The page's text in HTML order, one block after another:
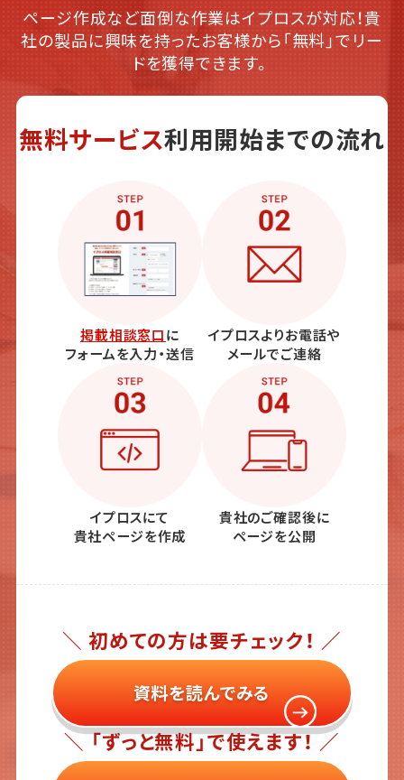
ページ作成など面倒な作業はイプロスが対応！貴
社の製品に興味を持ったお客様から「無料」でリー
ドを獲得できます。
無料サービス利用開始までの流れ
掲載相談窓口に
フォームを入力・送信
イプロスよりお電話や
メールでご連絡
イプロスにて
貴社ページを作成
貴社のご確認後に
ページを公開
＼ 初めての方は要チェック！ ／
資料を読んでみる
＼ 「ずっと無料」で使えます！ ／